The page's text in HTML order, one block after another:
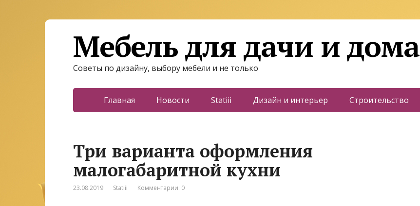
Мебель для дачи и дома
Советы по дизайну, выбору мебели и не только
Главная Новости Statiii Дизайн и интерьер Строительство
Три варианта оформления
малогабаритной кухни
23.08.2019 Statiii Комментарии: 0